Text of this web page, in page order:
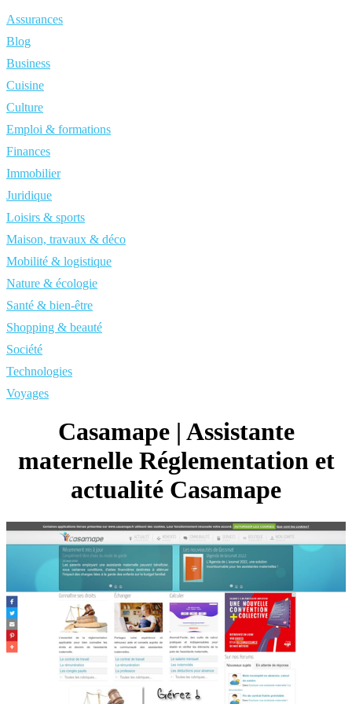
Assurances
Blog
Business
Cuisine
Culture
Emploi & formations
Finances
Immobilier
Juridique
Loisirs & sports
Maison, travaux & déco
Mobilité & logistique
Nature & écologie
Santé & bien-être
Shopping & beauté
Société
Technologies
Voyages
Casamape | Assistante
maternelle Réglemen­ta­tion et
actualité Casamape